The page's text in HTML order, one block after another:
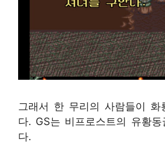
그래서 한 무리의 사람들이 화
다. GS는 비프로스트의 유황
다.